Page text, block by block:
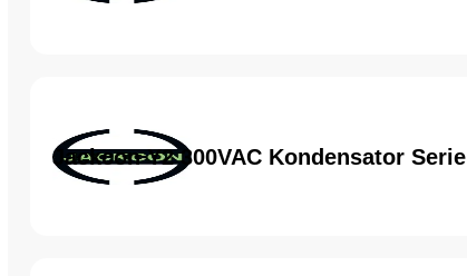
Jackcon Y2 300VAC Kondensator Serie